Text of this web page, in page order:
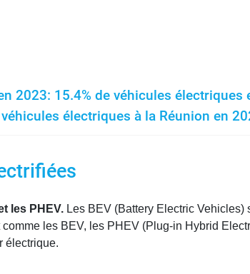
2023: 15.4% de véhicules électriques
électriques à la Réunion en
les PHEV. Les BEV (Battery Electric
les BEV, les PHEV (Plug-in Hybrid
électrique.